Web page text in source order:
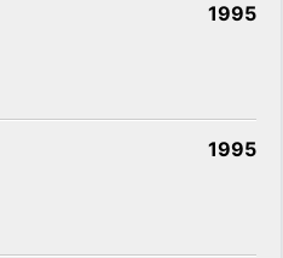
1995
1995